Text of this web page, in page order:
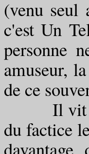
(venu seul
c'est Un
personne
amuseur,
de ce
Il vit fort
du factice